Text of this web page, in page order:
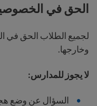
الحق في
لجميع الطلاب الحق في
وخارجها.
لا يجوز للمدارس:
السؤال عن وضع